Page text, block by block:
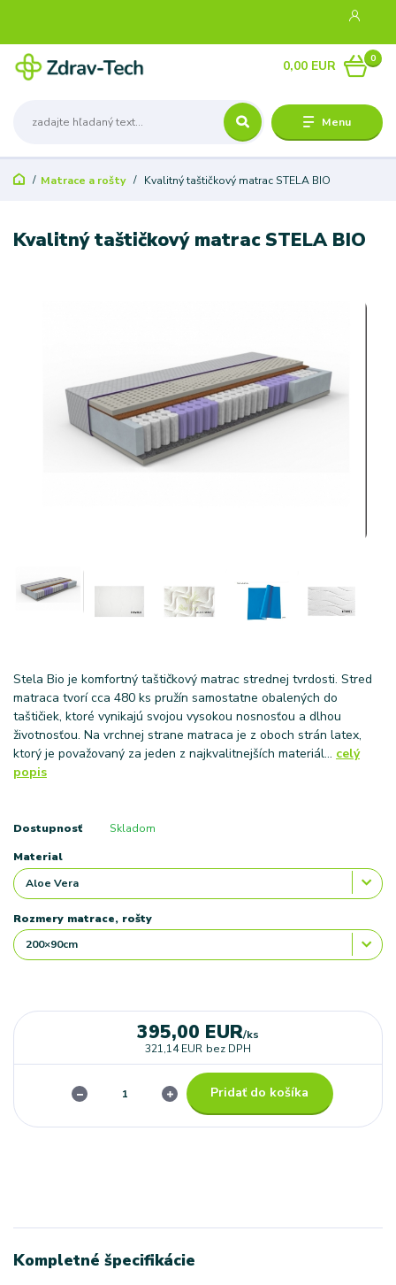
Menu
0
0,00 EUR
Matrace a rošty Kvalitný taštičkový matrac STELA BIO
Kvalitný taštičkový matrac STELA BIO
Stela Bio je komfortný taštičkový matrac strednej tvrdosti. Stred
matraca tvorí cca 480 ks pružín samostatne obalených do
taštičiek, ktoré vynikajú svojou vysokou nosnosťou a dlhou
životnosťou. Na vrchnej strane matraca je z oboch strán latex,
ktorý je považovaný za jeden z najkvalitnejších materiál... celý
popis
Dostupnosť Skladom
Material
Rozmery matrace, rošty
395,00 EUR/ks
321,14 EUR bez DPH
Pridať do košíka
Kompletné špecifikácie